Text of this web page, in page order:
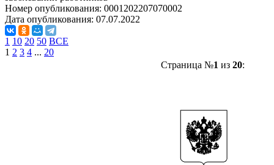
Номер опубликования: 0001202207070002
Дата опубликования: 07.07.2022
1 10 20 50 ВСЕ
1 2 3 4 ... 20
Страница №1 из 20: